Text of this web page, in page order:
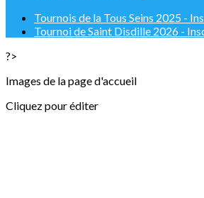
Tournois de la Tous Seins 2025 -
Tournoi de Saint Disdille 2026 -
?>
Images de la page d'accueil
Cliquez pour éditer